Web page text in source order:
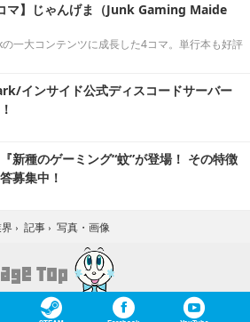
マ】じゃんげま（Junk Gaming Maide
一大コンテンツに成長した4コマ。単行本も好評
インサイド公式ディスコードサーバー
『新種のゲーミング“蚊”が登場！ その特徴
募集中！
界 › 記事 › 写真・画像